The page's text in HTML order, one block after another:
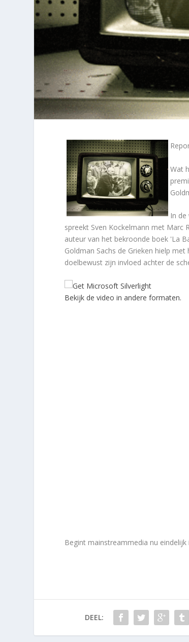
Wat
In
spreekt Sven Kockelmann met Marc
auteur van het bekroonde boek 'La
Goldman Sachs de Grieken hielp
doelbewust zijn invloed achter de
Bekijk de video in andere formaten.
Begint mainstreammedia nu
DEEL: